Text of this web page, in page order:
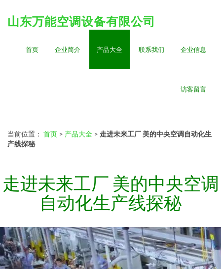
山东万能空调设备有限公司
首页 企业简介 产品大全 联系我们 企业信息
访客留言
当前位置： 首页 > 产品大全 > 走进未来工厂 美的中央空调自动化生
产线探秘
走进未来工厂 美的中央空调
自动化生产线探秘